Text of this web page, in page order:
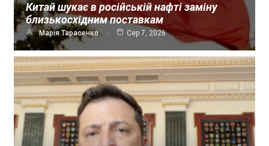
Китай шукає в російській нафті заміну
близькосхідним поставкам
Марія Тарасенко Сер 7, 2026